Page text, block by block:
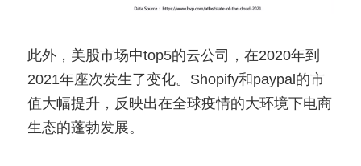
此外，美股市场中top5的云公司，在2020年到
2021年座次发生了变化。Shopify和paypal的市
值大幅提升，反映出在全球疫情的大环境下电商
生态的蓬勃发展。